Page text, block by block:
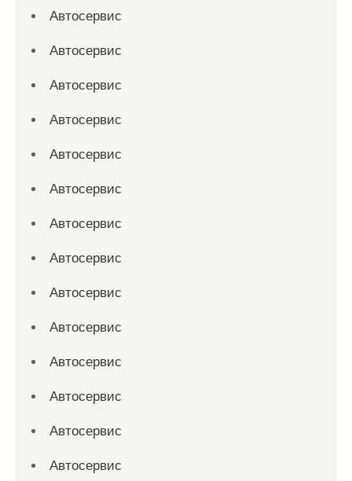
Автосервис
Автосервис
Автосервис
Автосервис
Автосервис
Автосервис
Автосервис
Автосервис
Автосервис
Автосервис
Автосервис
Автосервис
Автосервис
Автосервис